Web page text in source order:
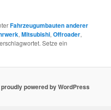
Fahrzeugumbauten anderer
,Mitsubishi,Offroader,
Setze ein
powered by WordPress